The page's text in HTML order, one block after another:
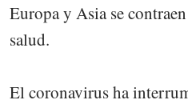
Europa y Asia se
salud.
El coronavirus ha